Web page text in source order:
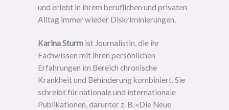
und erlebt in ihrem beruflichen und privaten
Alltag immer wieder Diskriminierungen.
Karina Sturm ist Journalistin, die ihr
Fachwissen mit ihren persönlichen
Erfahrungen im Bereich chronische
Krankheit und Behinderung kombiniert. Sie
schreibt für nationale und internationale
Publikationen, darunter z. B. «Die Neue